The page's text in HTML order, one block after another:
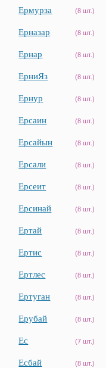
Ермурза (8 шт.)
Ерназар (8 шт.)
Ернар (8 шт.)
ЕрниЯз (8 шт.)
Ернур (8 шт.)
Ерсаин (8 шт.)
Ерсайын (8 шт.)
Ерсали (8 шт.)
Ерсеит (8 шт.)
Ерсинай (8 шт.)
Ертай (8 шт.)
Ертис (8 шт.)
Ертлес (8 шт.)
Ертуган (8 шт.)
Ерубай (8 шт.)
Ес (7 шт.)
Есбай (8 шт.)